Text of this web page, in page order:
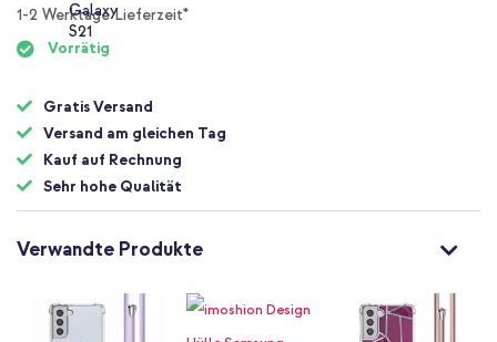
1-2 Werktage Lieferzeit*
Vorrätig
Gratis Versand
Versand am gleichen Tag
Kauf auf Rechnung
Sehr hohe Qualität
Verwandte Produkte